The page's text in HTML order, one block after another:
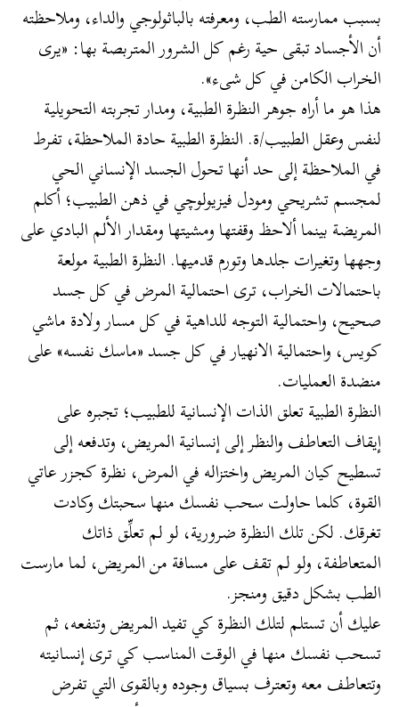
بسبب ممارسته الطب، ومعرفته بالباثولوجي والداء، وملاحظته
أن الأجساد تبقى حية رغم كل الشرور المتربصة بها: «يرى
الخراب الكامن في كل شىء».
هذا هو ما أراه جوهر النظرة الطبية، ومدار تجربته التحويلية
لنفس وعقل الطبيب/ة. النظرة الطبية حادة الملاحظة، تفرط
في الملاحظة إلى حد أنها تحول الجسد الإنساني الحي
لمجسم تشريحي ومودل فيزيولوچي في ذهن الطبيب؛ أكلم
المريضة بينما ألاحظ وقفتها ومشيتها ومقدار الألم البادي على
وجهها وتغيرات جلدها وتورم قدميها. النظرة الطبية مولعة
باحتمالات الخراب، ترى احتمالية المرض في كل جسد
صحيح، واحتمالية التوجه للداهية في كل مسار ولادة ماشي
كويس، واحتمالية الانهيار في كل جسد «ماسك نفسه» على
منضدة العمليات.
النظرة الطبية تعلق الذات الإنسانية للطبيب؛ تجبره على
إيقاف التعاطف والنظر إلى إنسانية المريض، وتدفعه إلى
تسطيح كيان المريض واختزاله في المرض، نظرة كجزر عاتي
القوة، كلما حاولت سحب نفسك منها سحبتك وكادت
تغرقك. لكن تلك النظرة ضرورية، لو لم تعلِّق ذاتك
المتعاطفة، ولو لم تقف على مسافة من المريض، لما مارست
الطب بشكل دقيق ومنجز.
عليك أن تستلم لتلك النظرة كي تفيد المريض وتنفعه، ثم
تسحب نفسك منها في الوقت المناسب كي ترى إنسانيته
وتتعاطف معه وتعترف بسياق وجوده وبالقوى التي تفرض